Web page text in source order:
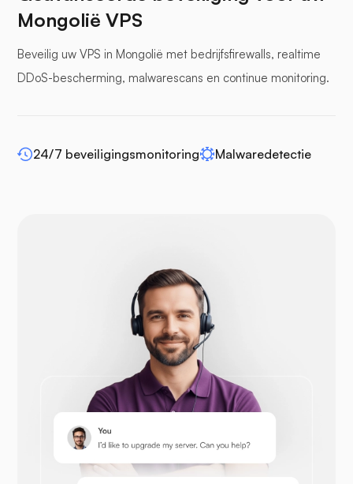
bufferpanelen
Opencart
Mongolië VPS
Beveilig uw VPS in Mongolië met bedrijfsfirewalls, realtime
DDoS-bescherming, malwarescans en continue monitoring.
24/7 beveiligingsmonitoring Malwaredetectie